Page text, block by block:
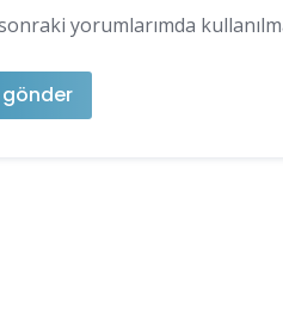
yorumlarımda